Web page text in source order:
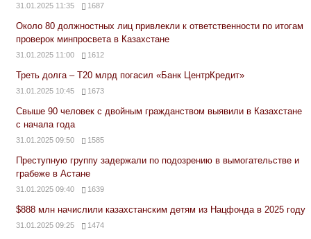
31.01.2025 11:35 1687
Около 80 должностных лиц привлекли к ответственности по итогам
проверок минпросвета в Казахстане
31.01.2025 11:00 1612
Треть долга – Т20 млрд погасил «Банк ЦентрКредит»
31.01.2025 10:45 1673
Свыше 90 человек с двойным гражданством выявили в Казахстане
с начала года
31.01.2025 09:50 1585
Преступную группу задержали по подозрению в вымогательстве и
грабеже в Астане
31.01.2025 09:40 1639
$888 млн начислили казахстанским детям из Нацфонда в 2025 году
31.01.2025 09:25 1474